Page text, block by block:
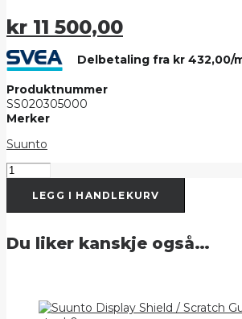
kr 11 500,00
Delbetaling fra kr 432,00/
Produktnummer
SS020305000
Merker
Suunto
Computer
Steel
antall
LEGG I HANDLEKURV
Du liker kanskje også…